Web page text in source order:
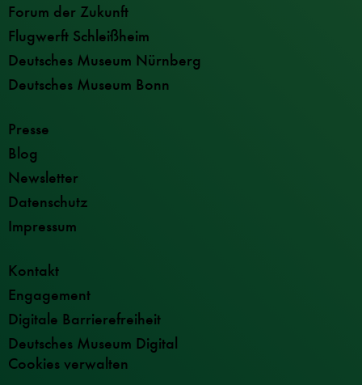
Forum der Zukunft
Flugwerft Schleißheim
Deutsches Museum Nürnberg
Deutsches Museum Bonn
Presse
Blog
Newsletter
Datenschutz
Impressum
Kontakt
Engagement
Digitale Barrierefreiheit
Deutsches Museum Digital
Cookies verwalten